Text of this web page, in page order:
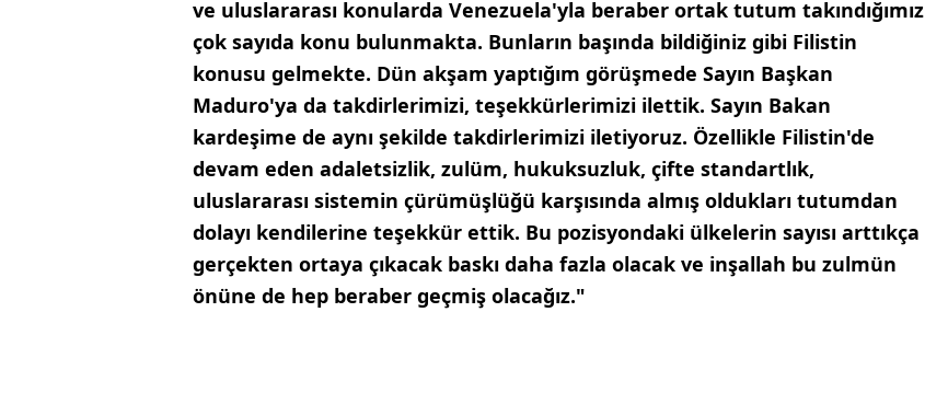
ve uluslararası konularda Venezuela'yla beraber ortak tutum takındığımız
çok sayıda konu bulunmakta. Bunların başında bildiğiniz gibi Filistin
konusu gelmekte. Dün akşam yaptığım görüşmede Sayın Başkan
Maduro'ya da takdirlerimizi, teşekkürlerimizi ilettik. Sayın Bakan
kardeşime de aynı şekilde takdirlerimizi iletiyoruz. Özellikle Filistin'de
devam eden adaletsizlik, zulüm, hukuksuzluk, çifte standartlık,
uluslararası sistemin çürümüşlüğü karşısında almış oldukları tutumdan
dolayı kendilerine teşekkür ettik. Bu pozisyondaki ülkelerin sayısı arttıkça
gerçekten ortaya çıkacak baskı daha fazla olacak ve inşallah bu zulmün
önüne de hep beraber geçmiş olacağız."